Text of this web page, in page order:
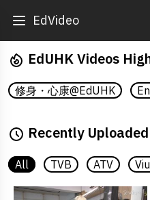
EdVideo
EdUHK Videos
修身・心康@EdUHK
Recently
All TVB ATV